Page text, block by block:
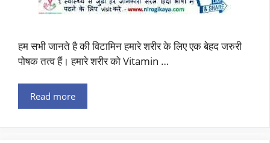
हम सभी जानते है की विटामिन हमारे शरीर के लिए एक बेहद जरुरी
पोषक तत्व हैं। हमारे शरीर को Vitamin …
Read more